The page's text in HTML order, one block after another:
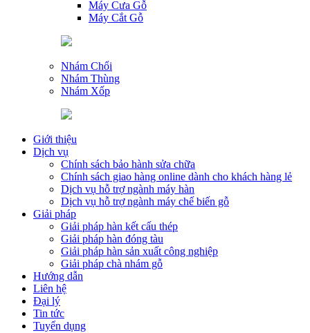
Máy Cưa Gỗ
Máy Cắt Gỗ
Nhám Chổi
Nhám Thùng
Nhám Xốp
Giới thiệu
Dịch vụ
Chính sách bảo hành sửa chữa
Chính sách giao hàng online dành cho khách hàng lẻ
Dịch vụ hỗ trợ ngành máy hàn
Dịch vụ hỗ trợ ngành máy chế biến gỗ
Giải pháp
Giải pháp hàn kết cấu thép
Giải pháp hàn đóng tàu
Giải pháp hàn sản xuất công nghiệp
Giải pháp chà nhám gỗ
Hướng dẫn
Liên hệ
Đại lý
Tin tức
Tuyển dụng